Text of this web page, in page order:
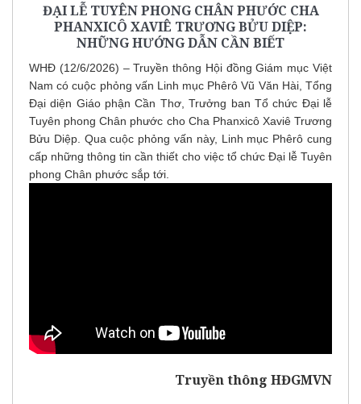
ĐẠI LỄ TUYÊN PHONG CHÂN PHƯỚC CHA
PHANXICÔ XAVIÊ TRƯƠNG BỬU DIỆP:
NHỮNG HƯỚNG DẪN CẦN BIẾT
WHĐ (12/6/2026) – Truyền thông Hội đồng Giám mục Việt
Nam có cuộc phỏng vấn Linh mục Phêrô Vũ Văn Hài, Tổng
Đại diện Giáo phận Cần Thơ, Trưởng ban Tổ chức Đại lễ
Tuyên phong Chân phước cho Cha Phanxicô Xaviê Trương
Bửu Diệp. Qua cuộc phỏng vấn này, Linh mục Phêrô cung
cấp những thông tin cần thiết cho việc tổ chức Đại lễ Tuyên
phong Chân phước sắp tới.
Truyền thông HĐGMVN